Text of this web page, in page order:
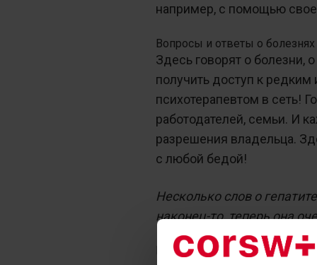
например, с помощью
Вопросы и ответы о болезнях
Здесь говорят о
получить доступ к
психотерапевтом в сеть!
работодателей, семьи. И
разрешения владельца.
с любой бедой!
Несколько слов о
наконец-то, теперь она
Цель patientube